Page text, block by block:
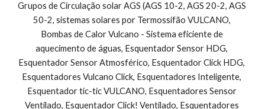
Grupos de Circulação solar AGS (AGS 10-2, AGS 20-2, AGS
50-2, sistemas solares por Termossifão VULCANO,
Bombas de Calor Vulcano - Sistema eficiente de
aquecimento de águas, Esquentador Sensor HDG,
Esquentador Sensor Atmosférico, Esquentador Click HDG,
Esquentadores Vulcano Click, Esquentadores Inteligente,
Esquentador tic-tic VULCANO, Esquentadores Sensor
Ventilado, Esquentador Click! Ventilado, Esquentadores